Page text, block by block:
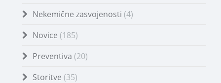
Nekemične zasvojenosti (4)
Novice (185)
Preventiva (20)
Storitve (35)